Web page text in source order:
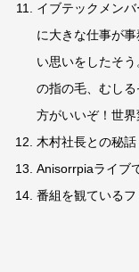
イブテックメン
に大きな仕事が
い思いをしたそ
の指の毛、むしる
方がいいぞ！世
木村社長との秘話
Anisorrpiaライブ
番組を観ている